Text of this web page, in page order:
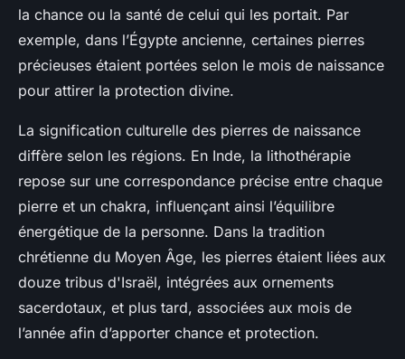
la chance ou la santé de celui qui les portait. Par
exemple, dans l’Égypte ancienne, certaines pierres
précieuses étaient portées selon le mois de naissance
pour attirer la protection divine.
La signification culturelle des pierres de naissance
diffère selon les régions. En Inde, la lithothérapie
repose sur une correspondance précise entre chaque
pierre et un chakra, influençant ainsi l’équilibre
énergétique de la personne. Dans la tradition
chrétienne du Moyen Âge, les pierres étaient liées aux
douze tribus d'Israël, intégrées aux ornements
sacerdotaux, et plus tard, associées aux mois de
l’année afin d’apporter chance et protection.